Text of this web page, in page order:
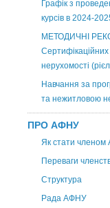
Графік з
курсів в 2024-
МЕТОДИЧНІ
Сертифікаційних
нерухомості
Навчання за
та нежитловою
ПРО АФНУ
Як стати
Переваги
Структура
Рада АФНУ